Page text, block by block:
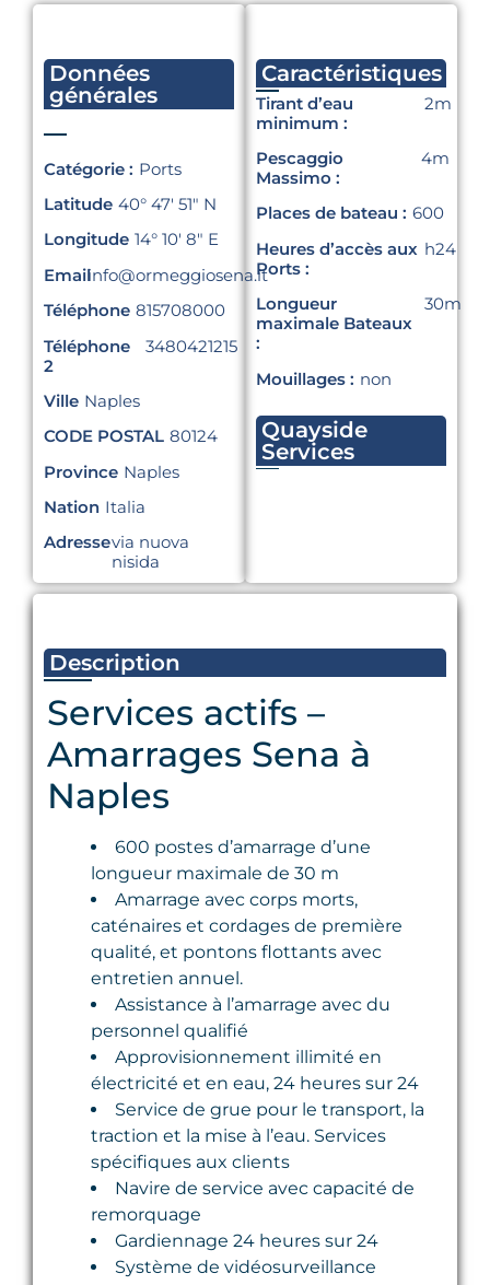
Données
générales
Catégorie : Ports
Latitude 40° 47′ 51″ N
Longitude
14° 10′ 8″ E
Emailinfo@ormeggiosena.it
Téléphone 815708000
Téléphone
2
3480421215
Ville Naples
CODE POSTAL 80124
Province Naples
Nation Italia
Adressevia nuova
nisida
Caractéristiques
Tirant d’eau
minimum :
2m
Pescaggio
Massimo :
4m
Places de bateau : 600
Heures d’accès aux
Ports :
h24
Longueur
maximale Bateaux
:
30m
Mouillages : non
Quayside
Services
Description
Services actifs –
Amarrages Sena à
Naples
600 postes d’amarrage d’une
longueur maximale de 30 m
Amarrage avec corps morts,
caténaires et cordages de première
qualité, et pontons flottants avec
entretien annuel.
Assistance à l’amarrage avec du
personnel qualifié
Approvisionnement illimité en
électricité et en eau, 24 heures sur 24
Service de grue pour le transport, la
traction et la mise à l’eau. Services
spécifiques aux clients
Navire de service avec capacité de
remorquage
Gardiennage 24 heures sur 24
Système de vidéosurveillance